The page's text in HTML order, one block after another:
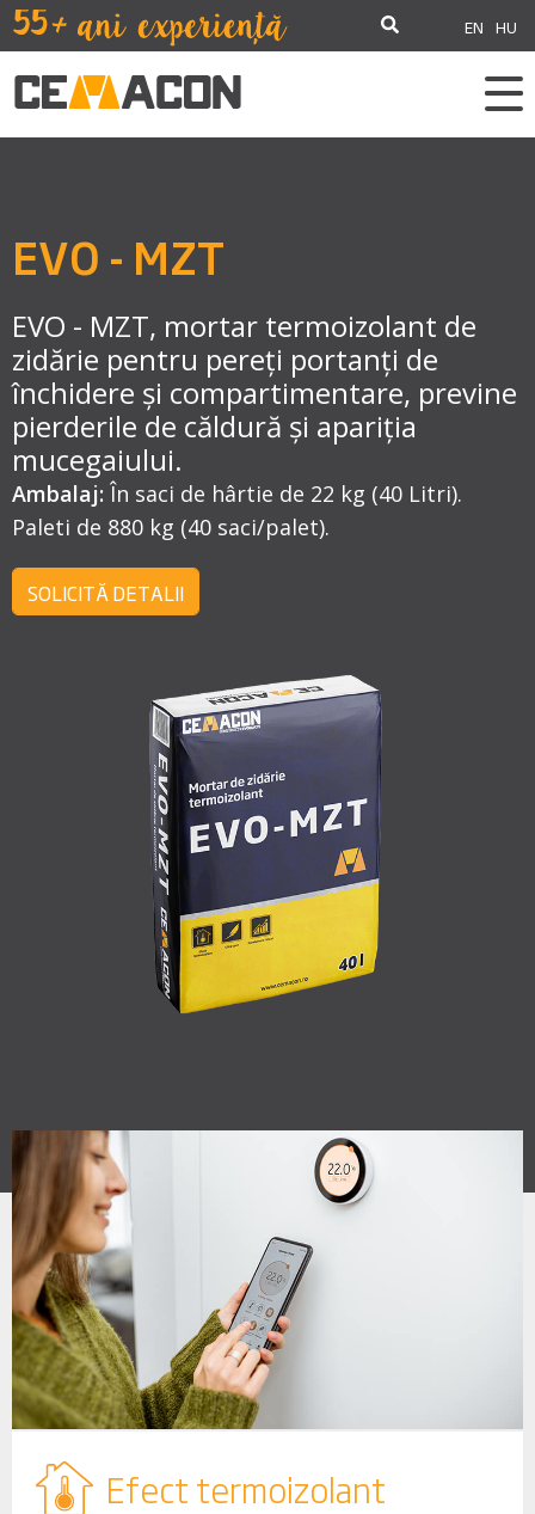
EN HU
EVO - MZT
EVO - MZT, mortar termoizolant de
zidărie pentru pereți portanți de
închidere și compartimentare, previne
pierderile de căldură și apariția
mucegaiului.
Ambalaj: În saci de hârtie de 22 kg (40 Litri).
Paleti de 880 kg (40 saci/palet).
SOLICITĂ DETALII
Efect termoizolant